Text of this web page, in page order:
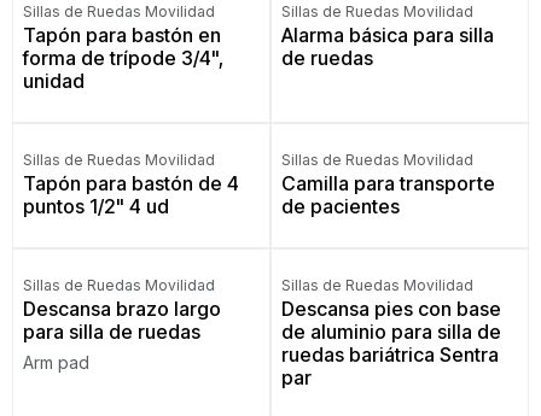
Sillas de Ruedas Movilidad
Tapón para bastón en
forma de trípode 3/4",
unidad
Sillas de Ruedas Movilidad
Alarma básica para silla
de ruedas
Sillas de Ruedas Movilidad
Tapón para bastón de 4
puntos 1/2" 4 ud
Sillas de Ruedas Movilidad
Camilla para transporte
de pacientes
Sillas de Ruedas Movilidad
Descansa brazo largo
para silla de ruedas
Arm pad
Sillas de Ruedas Movilidad
Descansa pies con base
de aluminio para silla de
ruedas bariátrica Sentra
par